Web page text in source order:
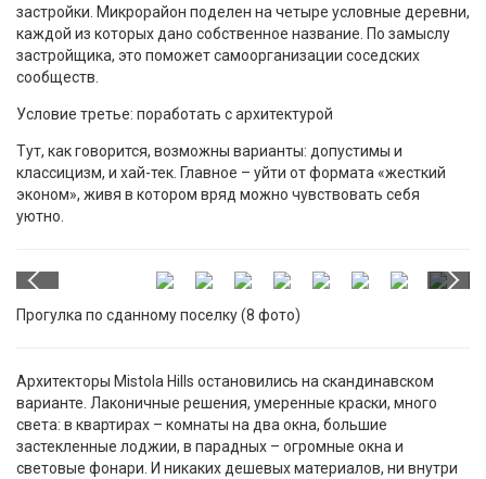
застройки. Микрорайон поделен на четыре условные деревни,
каждой из которых дано собственное название. По замыслу
застройщика, это поможет самоорганизации соседских
сообществ.
Условие третье: поработать с архитектурой
Тут, как говорится, возможны варианты: допустимы и
классицизм, и хай-тек. Главное – уйти от формата «жесткий
эконом», живя в котором вряд можно чувствовать себя
уютно.
Прогулка по сданному поселку (8 фото)
Архитекторы Mistola Hills остановились на скандинавском
варианте. Лаконичные решения, умеренные краски, много
света: в квартирах – комнаты на два окна, большие
застекленные лоджии, в парадных – огромные окна и
световые фонари. И никаких дешевых материалов, ни внутри